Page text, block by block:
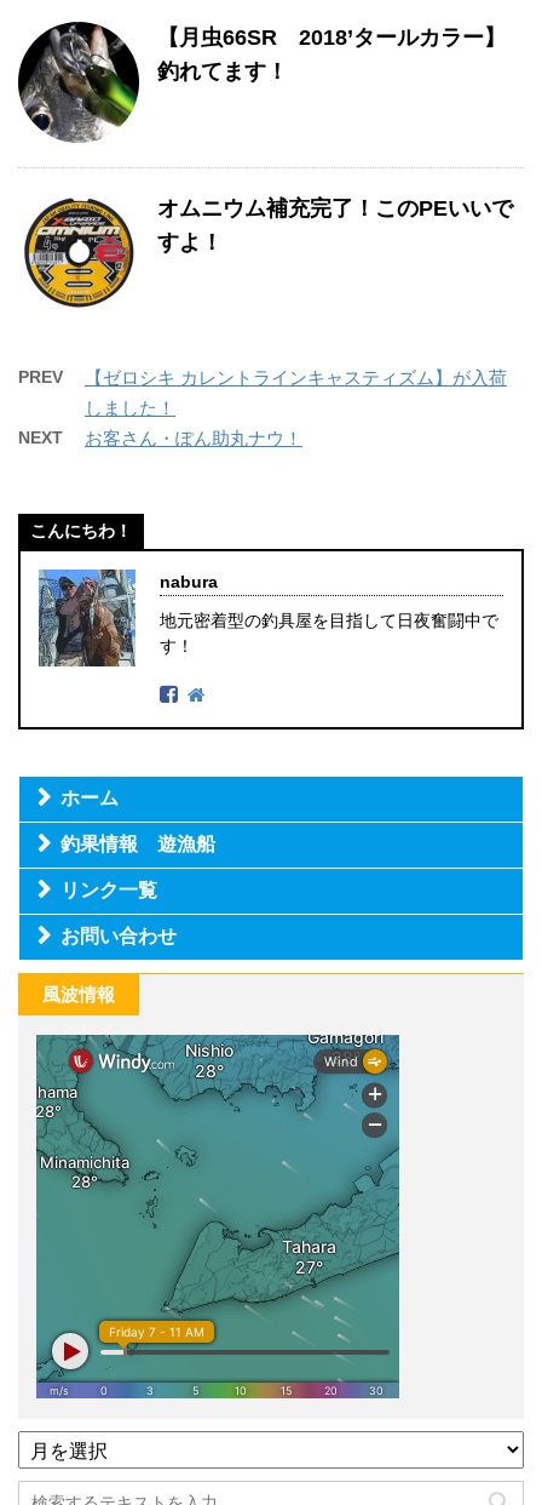
【月虫66SR 2018’タールカラー】
釣れてます！
オムニウム補充完了！このPEいいで
すよ！
PREV
【ゼロシキ カレントラインキャスティズム】が入荷
しました！
NEXT お客さん・ぽん助丸ナウ！
こんにちわ！
nabura
地元密着型の釣具屋を目指して日夜奮闘中で
す！
ホーム
釣果情報 遊漁船
リンク一覧
お問い合わせ
風波情報
過
去
記